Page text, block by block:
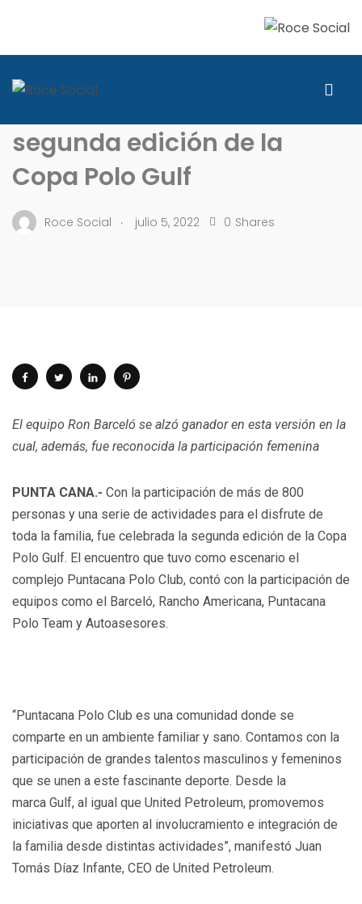
SOCIALES
segunda edición de la
Copa Polo Gulf
Roce Social . julio 5, 2022 Shares
0
El equipo Ron Barceló se alzó ganador en esta versión en la
cual, además, fue reconocida la participación femenina
PUNTA CANA.- Con la participación de más de 800
personas y una serie de actividades para el disfrute de
toda la familia, fue celebrada la segunda edición de la Copa
Polo Gulf. El encuentro que tuvo como escenario el
complejo Puntacana Polo Club, contó con la participación de
equipos como el Barceló, Rancho Americana, Puntacana
Polo Team y Autoasesores.
“Puntacana Polo Club es una comunidad donde se
comparte en un ambiente familiar y sano. Contamos con la
participación de grandes talentos masculinos y femeninos
que se unen a este fascinante deporte. Desde la
marca Gulf, al igual que United Petroleum, promovemos
iniciativas que aporten al involucramiento e integración de
la familia desde distintas actividades”, manifestó Juan
Tomás Díaz Infante, CEO de United Petroleum.